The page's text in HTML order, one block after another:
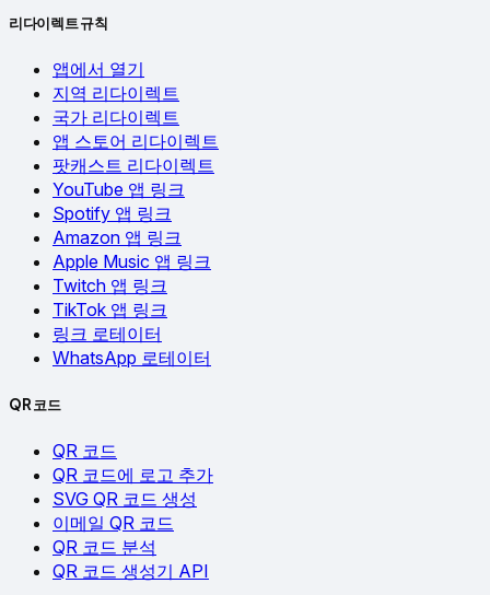
리다이렉트 규칙
앱에서 열기
지역 리다이렉트
국가 리다이렉트
앱 스토어 리다이렉트
팟캐스트 리다이렉트
YouTube 앱 링크
Spotify 앱 링크
Amazon 앱 링크
Apple Music 앱 링크
Twitch 앱 링크
TikTok 앱 링크
링크 로테이터
WhatsApp 로테이터
QR 코드
QR 코드
QR 코드에 로고 추가
SVG QR 코드 생성
이메일 QR 코드
QR 코드 분석
QR 코드 생성기 API